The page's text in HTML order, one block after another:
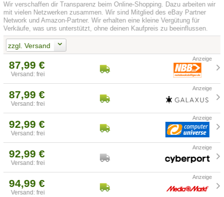
Wir verschaffen dir Transparenz beim Online-Shopping. Dazu arbeiten wir
mit vielen Netzwerken zusammen. Wir sind Mitglied des eBay Partner
Network und Amazon-Partner. Wir erhalten eine kleine Vergütung für
Verkäufe, was uns unterstützt, ohne deinen Kaufpreis zu beeinflussen.
zzgl. Versand
87,99 €
Versand: frei
87,99 €
Versand: frei
92,99 €
Versand: frei
92,99 €
Versand: frei
94,99 €
Versand: frei